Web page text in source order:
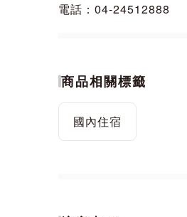
電話：04-24512888
商品相關標籤
國內住宿